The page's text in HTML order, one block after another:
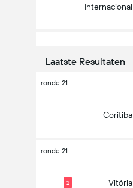
Internacional
Laatste Resultaten
ronde 21
Coritiba
ronde 21
Vitória
2